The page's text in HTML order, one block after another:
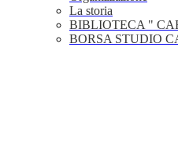
La storia
BIBLIOTECA "
BORSA STUDIO